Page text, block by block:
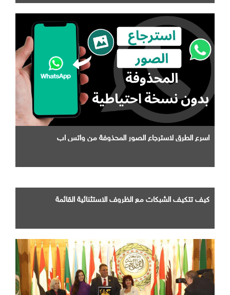
اسرع الطرق لاسترجاع الصور المحذوفة من واتس اب
كيف تتكيف الشبكات مع الظروف الاستثنائية القائمة